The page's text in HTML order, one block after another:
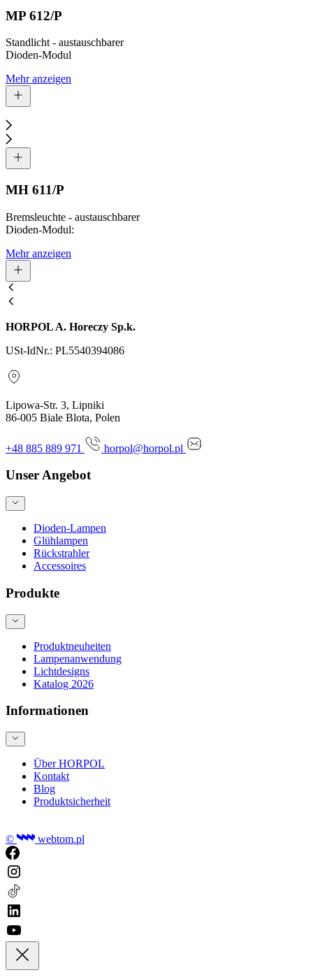
MP 612/P
Standlicht - austauschbarer
Dioden-Modul
Mehr anzeigen
MH 611/P
Bremsleuchte - austauschbarer
Dioden-Modul:
Mehr anzeigen
HORPOL A. Horeczy Sp.k.
USt-IdNr.: PL5540394086
Lipowa-Str. 3, Lipniki
86-005 Biale Blota, Polen
+48 885 889 971 horpol@horpol.pl
Unser Angebot
Dioden-Lampen
Glühlampen
Rückstrahler
Accessoires
Produkte
Produktneuheiten
Lampenanwendung
Lichtdesigns
Katalog 2026
Informationen
Über HORPOL
Kontakt
Blog
Produktsicherheit
© webtom.pl